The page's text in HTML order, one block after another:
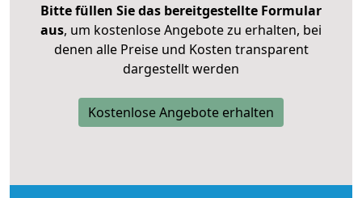
Bitte füllen Sie das bereitgestellte Formular
aus, um kostenlose Angebote zu erhalten, bei
denen alle Preise und Kosten transparent
dargestellt werden
Kostenlose Angebote erhalten